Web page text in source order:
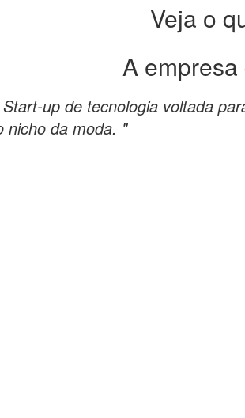
Veja o
A
up de tecnologia voltada
nicho da moda. "